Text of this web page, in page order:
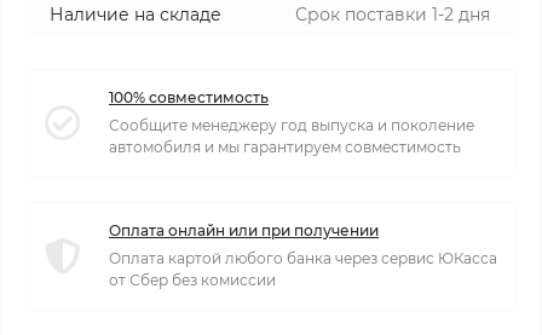
Наличие на складе
Срок поставки 1-2 дня
100% совместимость
Сообщите менеджеру год выпуска и поколение
автомобиля и мы гарантируем совместимость
Оплата онлайн или при получении
Оплата картой любого банка через сервис ЮКасса
от Сбер без комиссии